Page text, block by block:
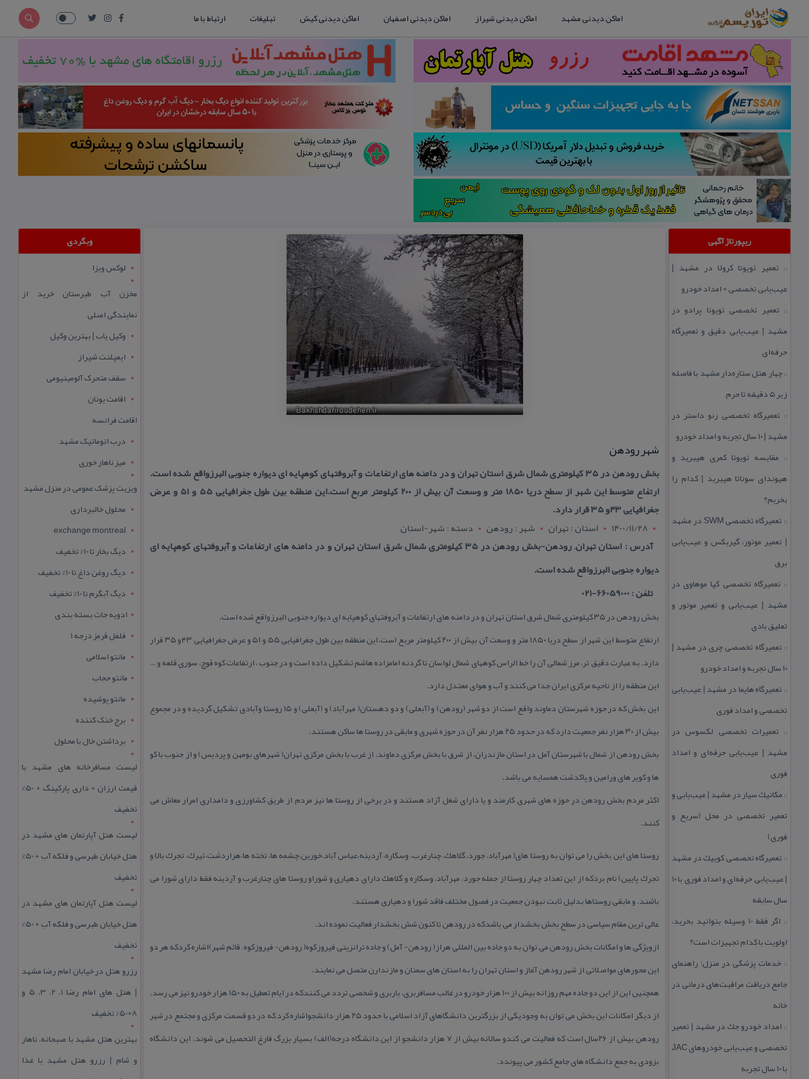
اماکن دیدنی مشهد اماکن دیدنی شیراز اماکن دیدنی اصفهان اماکن دیدنی کیش تبلیغات ارتباط با ما
ریپورتاژ آگهی
:: تعمیر تویوتا كرولا در مشهد |
عیب‌یابی تخصصی + امداد خودرو
:: تعمیر تخصصی تویوتا پرادو در
مشهد | عیب‌یابی دقیق و تعمیرگاه
حرفه‌ای
::چهار هتل‌ ستاره‌دار مشهد با فاصله
زیر 5 دقیقه تا حرم
:: تعمیرگاه تخصصی رنو داستر در
مشهد | ۱۰ سال تجربه و امداد خودرو
:: مقایسه تویوتا كمری هیبرید و
هیوندای سوناتا هیبرید | كدام را
بخریم؟
::
تعمیرگاه تخصصی SWM در مشهد
| تعمیر موتور، گیربكس و عیب‌یابی
برق
:: تعمیرگاه تخصصی كیا موهاوی در
مشهد | عیب‌یابی و تعمیر موتور و
تعلیق بادی
:: تعمیرگاه تخصصی چری در مشهد |
۱۰ سال تجربه و امداد خودرو
:: تعمیرگاه هایما در مشهد | عیب‌یابی
تخصصی و امداد فوری
:: تعمیرات تخصصی لكسوس در
مشهد | عیب‌یابی حرفه‌ای و امداد
فوری
:: مكانیك سیار در مشهد | عیب‌یابی و
تعمیر تخصصی در محل (سریع و
فوری)
:: تعمیرگاه تخصصی كوییك در مشهد
| عیب‌یابی حرفه‌ای و امداد فوری با ۱۰
سال سابقه
::
اگر فقط 10 وسیله بتوانید بخرید،
اولویت با كدام تجهیزات است؟
:: خدمات پزشكی در منزل؛ راهنمای
جامع دریافت مراقبت‌های درمانی در
خانه
:: امداد خودرو جك در مشهد | تعمیر
تخصصی و عیب‌یابی خودروهای JAC
با ۱۰ سال تجربه
شهر رودهن
بخش رودهن در ۳۵ كیلومتری شمال شرق استان تهران و در دامنه های ارتفاعات و آبروفتهای كوهپایه ای دیواره جنوبی البرزواقع شده است.
ارتفاع متوسط این شهر از سطح دریا ۱۸۵۰ متر و وسعت آن بیش از ۲۰۰ كیلومتر مربع است.این منطقه بین طول جغرافیایی ۵۵ و ۵۱ و عرض
جغرافیایی ۴۳و ۳۵ قرار دارد.
1400/11/28
استان : تهران شهر : رودهن
دسته : شهر-استان
آدرس : استان تهران, رودهن-بخش رودهن در ۳۵ كیلومتری شمال شرق استان تهران و در دامنه های ارتفاعات و آبروفتهای كوهپایه ای
دیواره جنوبی البرزواقع شده است.
تلفن : 66059000-021
بخش رودهن در ۳۵ كیلومتری شمال شرق استان تهران و در دامنه های ارتفاعات و آبروفتهای كوهپایه ای دیواره جنوبی البرزواقع شده است.
ارتفاع متوسط این شهر از سطح دریا ۱۸۵۰ متر و وسعت آن بیش از ۲۰۰ كیلومتر مربع است.این منطقه بین طول جغرافیایی ۵۵ و ۵۱ و عرض جغرافیایی ۴۳و ۳۵ قرار
دارد. به عبارت دقیق تر، مرز شمالی آن را خط الراس كوههای شمال لواسان تا گردنه امامزاده هاشم تشكیل داده است و در جنوب ، ارتفاعات كوه قوچ، سوری قلعه و …
این منطقه را از ناحیه مركزی ایران جدا می كنند و آب و هوای معتدل دارد.
این بخش كه در حوزه شهرستان دماوند واقع است از دو شهر (رودهن) و (آبعلی) و دو دهستان( مهرآباد) و (آبعلی) و ۱۵ روستا وآبادی تشكیل گردیده و در مجموع
بیش از ۳۰ هزار نفر جمعیت دارد كه در حدود ۲۵ هزار نفر آن در حوزه شهری و مابقی در روستا ها ساكن هستند.
بخش رودهن از شمال با شهرستان آمل در استان مازندران، از شرق با بخش مركزی دماوند، از غرب با بخش مركزی تهران( شهرهای بومهن و پردیس) و از جنوب با كو
ها و كویر های ورامین و پاكدشت همسایه می باشد.
اكثر مردم بخش رودهن در حوزه های شهری كارمند و یا دارای شغل آزاد هستند و در برخی از روستا ها نیز مردم از طریق كشاورزی و دامداری امرار معاش می
كنند.
روستا های این بخش را می توان به روستا های( مهرآباد، جورد، گلاهك، چنارغرب، وسكاره، آردینه،عباس آباد،خورین،چشمه ها، تخته ها،هزاردشت،تیرك، تجرك بالا و
تجرك پایین) نام بردكه از این تعداد چهار روستا از جمله جورد، مهرآباد، وسكاره و گلاهك دارای دهیاری و شوراو روستا های چنارغرب و آردینه فقط دارای شورا می
باشند. و مابقی روستاها بدلیل ثابت نبودن جمعیت در فصول مختلف فاقد شورا و دهیاری هستند.
عالی ترین مقام سیاسی در سطح بخش بخشدار می باشدكه در رودهن تا كنون شش بخشدار فعالیت نموده اند.
ازویژگی ها و امكانات بخش رودهن می توان به دو جاده بین المللی هراز( رودهن- آمل) و جاده ترانزیتی فیروزكوه( رودهن- فیروزكوه – قائم شهر)اشاره كردكه هر دو
این محورهای مواصلاتی از شهر رودهن آغاز و استان تهران را به استان های سمنان و مازندارن متصل می نمایند.
همچنین این از این دو جاده مهم روزانه بیش از ۱۰۰ هزار خودرو در غالب مسافربری، باربری و شخصی تردد می كنندكه در ایام تعطیل به ۱۵۰ هزار خودرو نیز می رسد.
از دیگر امكانات این بخش می توان به وجودیكی از بزرگترین دانشگاهای آزاد اسلامی با حدود ۲۵ هزار دانشجواشاره كرد كه در دو قسمت مركزی و مجتمع در شهر
رودهن بیش از ۲۶سال است كه فعالیت می كندو سالانه بیش از ۷ هزار دانشجو از این دانشگاه درجه(الف) بسیار بزرگ فارغ التحصیل می شوند. این دانشگاه
بزودی به جمع دانشگاه های جامع كشور می پیوندد.
وبگردی
لوکس ویزا
مخزن آب طبرستان خرید از
نمایندگی اصلی
وکیل یاب | بهترین وکیل
ایمپلنت شیراز
سقف متحرک آلومینیومی
اقامت یونان
اقامت فرانسه
درب اتوماتیک مشهد
میز ناهار خوری
ویزیت پزشک عمومی در منزل مشهد
محلول خالبرداری
exchange montreal
دیگ بخار تا 10% تخفیف
دیگ روغن داغ تا 10% تخفیف
دیگ آبگرم تا 10% تخفیف
ادویه جات بسته بندی
فلفل قرمز درجه 1
مانتو اسلامی
مانتو حجاب
مانتو پوشیده
برج خنک کننده
برداشتن خال با محلول
لیست مسافرخانه های مشهد با
قیمت ارزان + داری پارکینگ + 50%
تخفیف
لیست هتل آپارتمان های مشهد در
هتل خیابان طبرسی و فلکه آب + 50%
تخفیف
لیست هتل آپارتمان های مشهد در
هتل خیابان طبرسی و فلکه آب + 50%
تخفیف
رزرو هتل در خیابان امام رضا مشهد
| هتل‌ های امام رضا 1، 2، 3، 5 و
8+50% تخفیف
بهترین هتل مشهد با صبحانه، ناهار
و شام | رزرو هتل مشهد با غذا